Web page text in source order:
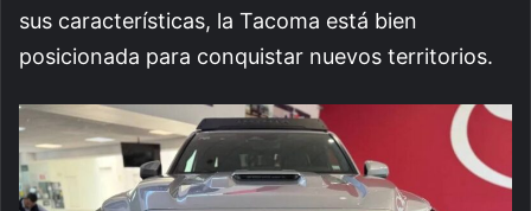
sus características, la Tacoma está bien
posicionada para conquistar nuevos territorios.